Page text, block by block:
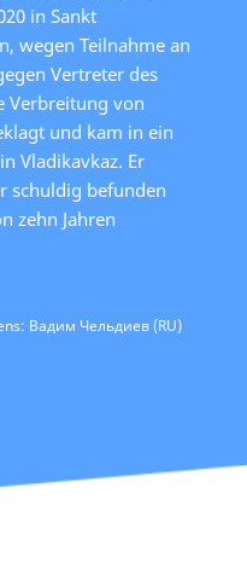
in Sankt
wegen Teilnahme an
Vertreter des
Verbreitung von
und kam in ein
Vladikavkaz. Er
schuldig befunden
zehn Jahren
Вадим Чельдиев (RU)